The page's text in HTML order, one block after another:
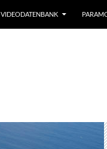
VIDEODATENBANK